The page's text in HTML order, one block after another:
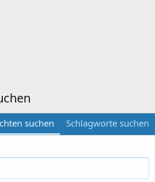
suchen
Schlagworte suchen